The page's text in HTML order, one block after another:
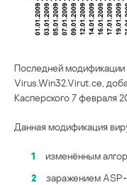
Последней модификации
Virus.Win32.Virut.ce,
Касперского 7 февраля
Данная модификация
1
изменённым
2
заражением